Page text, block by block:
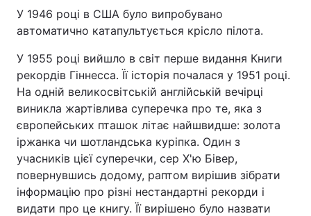
У 1946 році в США було випробувано
автоматично катапультується крісло пілота.
У 1955 році вийшло в світ перше видання Книги
рекордів Гіннесса. Її історія почалася у 1951 році.
На одній великосвітській англійській вечірці
виникла жартівлива суперечка про те, яка з
європейських пташок літає найшвидше: золота
іржанка чи шотландська куріпка. Один з
учасників цієї суперечки, сер Х'ю Бівер,
повернувшись додому, раптом вирішив зібрати
інформацію про різні нестандартні рекорди і
видати про це книгу. Її вирішено було назвати